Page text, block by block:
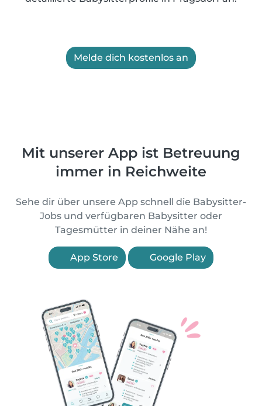
Melde dich kostenlos an
Mit unserer App ist Betreuung
immer in Reichweite
Sehe dir über unsere App schnell die Babysitter-
Jobs und verfügbaren Babysitter oder
Tagesmütter in deiner Nähe an!
App Store Google Play